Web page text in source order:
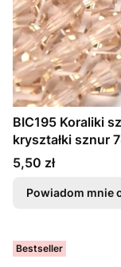
BIC195 Koraliki
kryształki sznur
Cena
5,50 zł
Powiadom mnie
Bestseller